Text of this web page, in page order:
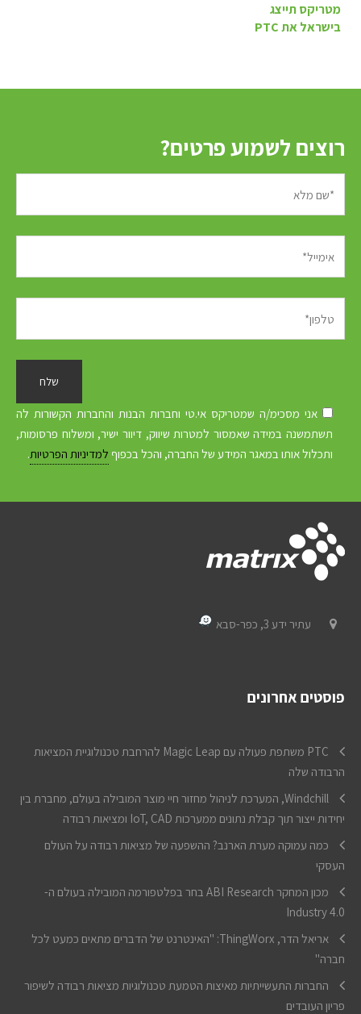
מטריקס תייצג
בישראל את PTC
רוצים לשמוע פרטים?
אני מסכימ/ה שמטריקס אי.טי וחברות הבנות והחברות הקשורות לה
תשתמשנה במידה שאמסור למטרות שיווק, דיוור ישיר, ומשלוח פרסומות,
ותכלול אותו במאגר המידע של החברה, והכל בכפוף למדיניות הפרטיות.
עתיר ידע 3, כפר-סבא
פוסטים אחרונים
PTC משתפת פעולה עם Magic Leap להרחבת טכנולוגיית המציאות
הרבודה שלה
Windchill, המערכת לניהול מחזור חיי מוצר המובילה בעולם, מחברת בין
יחידות ייצור תוך קבלת נתונים ממערכות IoT, CAD ומציאות רבודה
כמה עמוקה מערת הארנב? ההשפעה של מציאות רבודה על העולם
העסקי
מכון המחקר ABI Research בחר בפלטפורמה המובילה בעולם ה-
Industry 4.0
אריאל הדר, ThingWorx: "האינטרנט של הדברים מתאים כמעט לכל
חברה"
החברות התעשייתיות מאיצות הטמעת טכנולוגיות מציאות רבודה לשיפור
פריון העובדים